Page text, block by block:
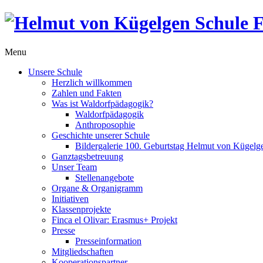
Menu
Unsere Schule
Herzlich willkommen
Zahlen und Fakten
Was ist Waldorfpädagogik?
Waldorfpädagogik
Anthroposophie
Geschichte unserer Schule
Bildergalerie 100. Geburtstag Helmut von
Ganztagsbetreuung
Unser Team
Stellenangebote
Organe & Organigramm
Initiativen
Klassenprojekte
Finca el Olivar: Erasmus+ Projekt
Presse
Presseinformation
Mitgliedschaften